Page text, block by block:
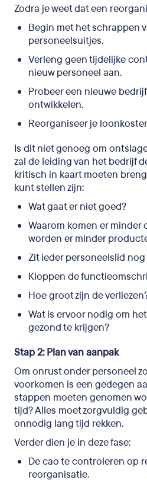
Zodra je weet dat een
Begin met het schrappen
personeelsuitjes.
Verleng geen tijdelijke
nieuw personeel aan.
Probeer een nieuwe
ontwikkelen.
Reorganiseer je
Is dit niet genoeg om
zal de leiding van het bedrijf
kritisch in kaart moeten
kunt stellen zijn:
Wat gaat er niet goed?
Waarom komen er
worden er minder
Zit ieder personeelslid
Kloppen de
Hoe groot zijn de
Wat is ervoor nodig om
gezond te krijgen?
Stap 2: Plan van aanpak
Om onrust onder personeel
voorkomen is een gedegen
stappen moeten genomen
tijd? Alles moet zorgvuldig
onnodig lang tijd rekken.
Verder dien je in deze fase:
De cao te controleren op
reorganisatie.